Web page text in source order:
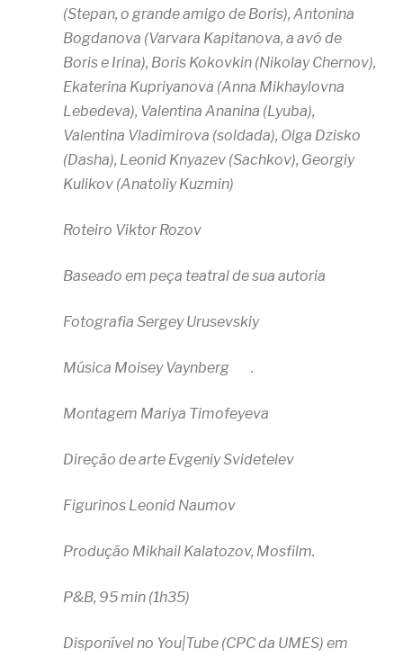
(Stepan, o grande amigo de Boris), Antonina
Bogdanova (Varvara Kapitanova, a avó de
Boris e Irina), Boris Kokovkin (Nikolay Chernov),
Ekaterina Kupriyanova (Anna Mikhaylovna
Lebedeva), Valentina Ananina (Lyuba),
Valentina Vladimirova (soldada), Olga Dzisko
(Dasha), Leonid Knyazev (Sachkov), Georgiy
Kulikov (Anatoliy Kuzmin)
Roteiro Viktor Rozov
Baseado em peça teatral de sua autoria
Fotografia Sergey Urusevskiy
Música Moisey Vaynberg .
Montagem Mariya Timofeyeva
Direção de arte Evgeniy Svidetelev
Figurinos Leonid Naumov
Produção Mikhail Kalatozov, Mosfilm.
P&B, 95 min (1h35)
Disponível no You|Tube (CPC da UMES) em